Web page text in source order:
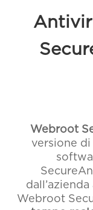
Webroot
versione
Webroot